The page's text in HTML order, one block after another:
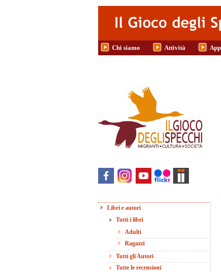
Chi siamo Attività
Libri e autori
Tutti i libri
Adulti
Ragazzi
Tutti gli Autori
Tutte le recensioni